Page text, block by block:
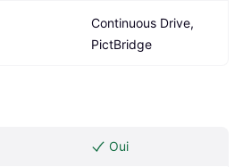
Continuous Drive,
PictBridge
Oui